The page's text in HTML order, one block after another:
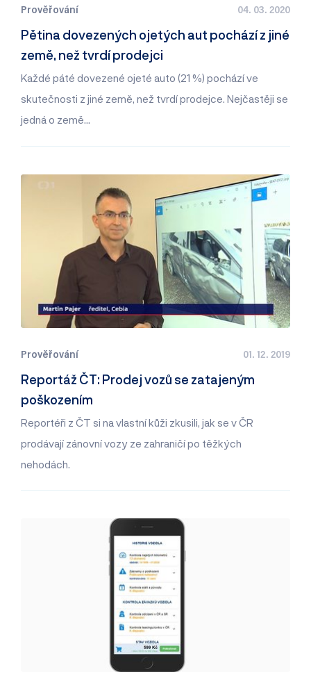
Prověřování 04. 03. 2020
Pětina dovezených ojetých aut pochází z jiné
země, než tvrdí prodejci
Každé páté dovezené ojeté auto (21 %) pochází ve
skutečnosti z jiné země, než tvrdí prodejce. Nejčastěji se
jedná o země…
Prověřování 01. 12. 2019
Reportáž ČT: Prodej vozů se zatajeným
poškozením
Reportéři z ČT si na vlastní kůži zkusili, jak se v ČR
prodávají zánovní vozy ze zahraničí po těžkých
nehodách.